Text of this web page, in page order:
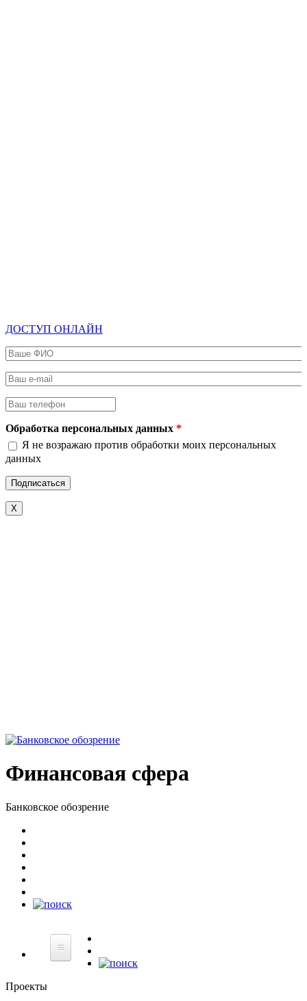
ДОСТУП ОНЛАЙН
Ваше ФИО
Ваш e-mail
Ваш телефон
Обработка персональных данных *
Я не возражаю против обработки моих персональных
данных
X
Финансовая сфера
Банковское обозрение
НЕ
Регуляторика
Проекты